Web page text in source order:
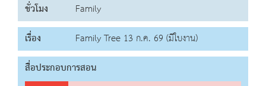
ชั่วโมง
Family
เรื่อง
Family Tree 13 ก.ค. 69 (มีใบงาน)
สื่อประกอบการสอน